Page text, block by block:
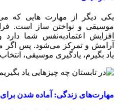
دیگر از مهارت هایی که می
و نواختن ساز است.
اعتمادبه‌نفس شما دارد
و تمرکز می‌شود. پس اگر
بگیرم، یادگیری موسیقی،
زندگی: آماده شدن برای